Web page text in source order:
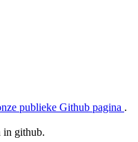
publieke Github pagina .
in github.